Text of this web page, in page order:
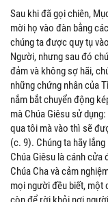
Sau khi đã gọi chiên,
mời họ vào đàn bằng
chúng ta được quy tụ
Người, nhưng sau đó
đảm và không sợ hãi,
những chứng nhân của
nắm bắt chuyển động
mà Chúa Giêsu sử
qua tôi mà vào thì sẽ
(c. 9). Chúng ta hãy
Chúa Giêsu là cánh
Chúa Cha và cảm
mọi người đều biết, một